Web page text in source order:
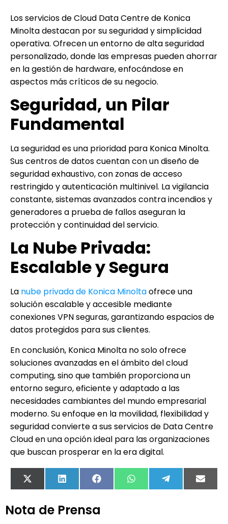
Los servicios de Cloud Data Centre de Konica
Minolta destacan por su seguridad y simplicidad
operativa. Ofrecen un entorno de alta seguridad
personalizado, donde las empresas pueden ahorrar
en la gestión de hardware, enfocándose en
aspectos más críticos de su negocio.
Seguridad, un Pilar
Fundamental
La seguridad es una prioridad para Konica Minolta.
Sus centros de datos cuentan con un diseño de
seguridad exhaustivo, con zonas de acceso
restringido y autenticación multinivel. La vigilancia
constante, sistemas avanzados contra incendios y
generadores a prueba de fallos aseguran la
protección y continuidad del servicio.
La Nube Privada:
Escalable y Segura
La nube privada de Konica Minoltaofrece una
solución escalable y accesible mediante
conexiones VPN seguras, garantizando espacios de
datos protegidos para sus clientes.
En conclusión, Konica Minolta no solo ofrece
soluciones avanzadas en el ámbito del cloud
computing, sino que también proporciona un
entorno seguro, eficiente y adaptado a las
necesidades cambiantes del mundo empresarial
moderno. Su enfoque en la movilidad, flexibilidad y
seguridad convierte a sus servicios de Data Centre
Cloud en una opción ideal para las organizaciones
que buscan prosperar en la era digital.
X
(Twitter)
LinkedIn FacebookWhatsApp TelegramEmail
Nota de Prensa